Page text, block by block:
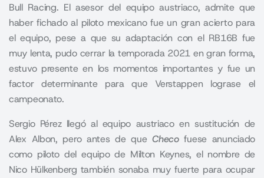
Bull Racing. El asesor del equipo austriaco, admite que
haber fichado al piloto mexicano fue un gran acierto para
el equipo, pese a que su adaptación con el RB16B fue
muy lenta, pudo cerrar la temporada 2021 en gran forma,
estuvo presente en los momentos importantes y fue un
factor determinante para que Verstappen lograse el
campeonato.
Sergio Pérez llegó al equipo austriaco en sustitución de
Alex Albon, pero antes de queChecofuese anunciado
como piloto del equipo de Milton Keynes, el nombre de
Nico Hülkenberg también sonaba muy fuerte para ocupar